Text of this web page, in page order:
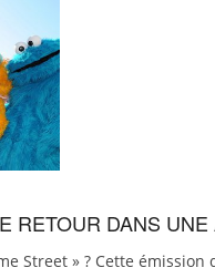
RETOUR DANS
Street » ? Cette